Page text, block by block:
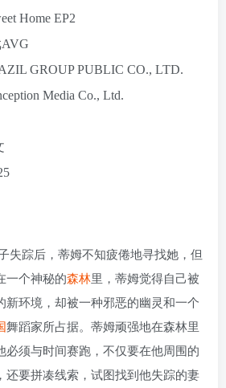
Home EP2
GROUP PUBLIC CO., LTD.
Media Co., Ltd.
踪后，蒂姆不知疲倦地寻找她，但
一个神秘的森林里，蒂姆觉得自己被
新环境，却被一种邪恶的幽灵和一个
舞蹈家所占据。蒂姆顽强地在森林里
必须与时间赛跑，不仅要在他周围的
还要拼凑线索，试图找到他失踪的妻